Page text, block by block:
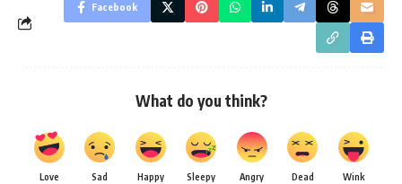
Facebook
What do you think?
Love Sad Happy Sleepy Angry Dead Wink